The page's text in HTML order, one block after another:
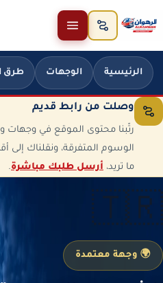
تخطَّ إلى المحتوى
الرئيسية الوجهات طرق
وصلت من رابط قديم
رتّبنا محتوى الموقع في
الوسوم المتفرقة، ونقلناك
ما تريد، أرسل طلبك مباشرة.
🇹🇷
🌍 وجهة معتمدة